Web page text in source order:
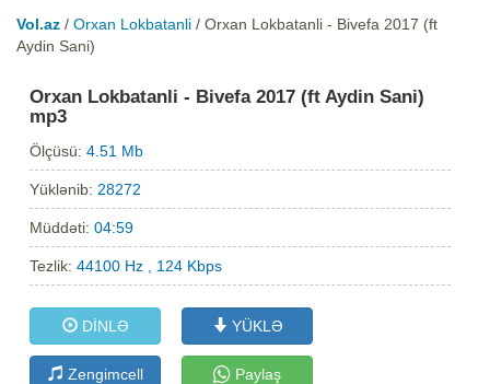
Vol.az / Orxan Lokbatanli / Orxan Lokbatanli - Bivefa 2017 (ft
Aydin Sani)
Orxan Lokbatanli - Bivefa 2017 (ft Aydin Sani)
mp3
Ölçüsü:4.51 Mb
Yüklənib: 28272
Müddəti:04:59
Tezlik:44100 Hz , 124 Kbps
DİNLƏ YÜKLƏ
Zengimcell Paylaş